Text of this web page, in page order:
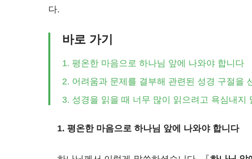
다.
바로 가기
1. 평온한 마음으로 하나님 앞에 나와야 합니다
2. 어려움과 문제를 결부해 관련된 성경 구절을
3. 성경을 읽을 때 너무 많이 읽으려고 욕심내지
1. 평온한 마음으로 하나님 앞에 나와야 합니다